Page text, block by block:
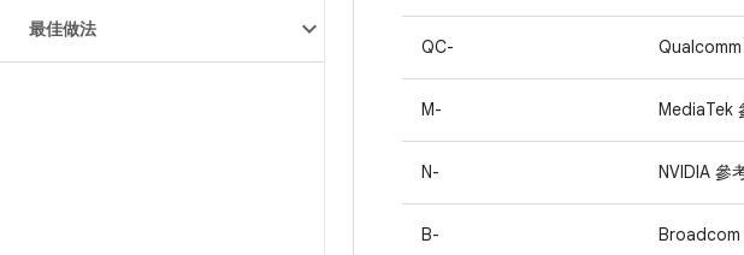
最佳做法
QC-
M- MediaTek
N- NVIDIA 參
B- Broadcom